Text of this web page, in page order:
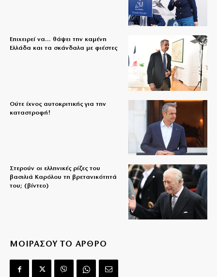
Επιχειρεί να… θάψει την καμένη
Ελλάδα και τα σκάνδαλα με φιέστες
Ούτε ίχνος αυτοκριτικής για την
καταστροφή!
Στερούν οι ελληνικές ρίζες του
βασιλιά Καρόλου τη βρετανικότητά
του; (βίντεο)
ΜΟΙΡΑΣΟΥ ΤΟ ΑΡΘΡΟ